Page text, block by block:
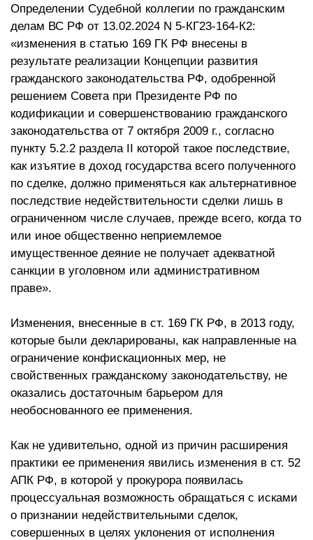
Определении Судебной коллегии по гражданским
делам ВС РФ от 13.02.2024 N 5-КГ23-164-К2:
«изменения в статью 169 ГК РФ внесены в
результате реализации Концепции развития
гражданского законодательства РФ, одобренной
решением Совета при Президенте РФ по
кодификации и совершенствованию гражданского
законодательства от 7 октября 2009 г., согласно
пункту 5.2.2 раздела II которой такое последствие,
как изъятие в доход государства всего полученного
по сделке, должно применяться как альтернативное
последствие недействительности сделки лишь в
ограниченном числе случаев, прежде всего, когда то
или иное общественно неприемлемое
имущественное деяние не получает адекватной
санкции в уголовном или административном
праве».
Изменения, внесенные в ст. 169 ГК РФ, в 2013 году,
которые были декларированы, как направленные на
ограничение конфискационных мер, не
свойственных гражданскому законодательству, не
оказались достаточным барьером для
необоснованного ее применения.
Как не удивительно, одной из причин расширения
практики ее применения явились изменения в ст. 52
АПК РФ, в которой у прокурора появилась
процессуальная возможность обращаться с исками
о признании недействительными сделок,
совершенных в целях уклонения от исполнения